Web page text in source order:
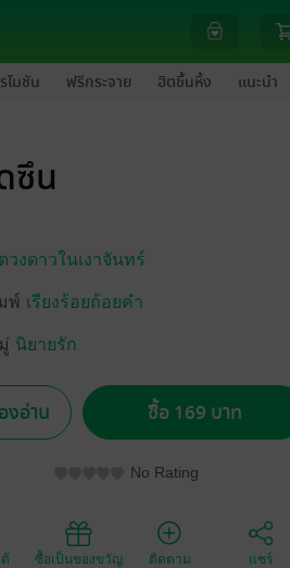
โมชัน ฟรีกระจาย ฮิตขึ้นหิ้ง แนะนำ
ซึน
วงดาวในเงาจันทร์
พ์ เรียงร้อยถ้อยคำ
นิยายรัก
งอ่าน ซื้อ 169 บาท
No Rating
ซื้อเป็นของขวัญ ติดตาม แชร์